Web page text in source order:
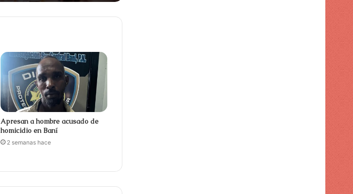
Apresan a hombre acusado de
homicidio en Baní
2 semanas hace